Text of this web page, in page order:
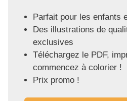
Parfait pour les enfants
Des illustrations de
exclusives
Téléchargez le PDF,
commencez à colorier !
Prix promo !